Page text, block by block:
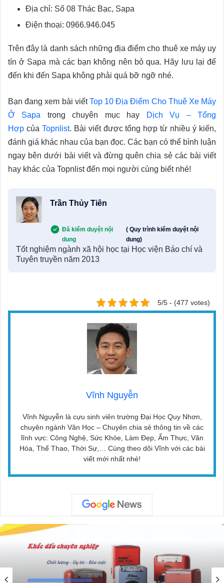
Địa chỉ: Số 08 Thác Bạc, Sapa
Điện thoại: 0966.946.045
Trên đây là danh sách những địa điểm cho thuê xe máy uy
tín ở Sapa mà các bạn không nên bỏ qua. Hãy lưu lại để
đến khi đến Sapa không phải quá bỡ ngỡ nhé.
Bạn đang xem bài viếtTop 10 Địa Điểm Cho Thuê Xe Máy
Ở Sapa trong chuyên mục hay
Dịch Vụ – Tổng
Hợp của Topnlist. Bài viết được tổng hợp từ nhiều ý kiến,
đánh giá khác nhau của bạn đọc. Các bạn có thể bình luận
ngay bên dưới bài viết và đừng quên chia sẻ các bài viết
hay khác của Topnlist đến mọi người cùng biết nhé!
Trần Thủy Tiên
Đã kiểm duyệt nội
dung
( Quy trình kiểm duyệt nội
dung)
Tốt nghiệm ngành xã hội học tại Học viện Báo chí và
Tuyên truyền năm 2013
5/5 - (477 votes)
Vĩnh Nguyễn
Vĩnh Nguyễn là cựu sinh viên trường Đại Học Quy Nhơn,
chuyên ngành Văn Học – Chuyên chia sẻ thông tin về các
lĩnh vực: Công Nghệ, Sức Khỏe, Làm Đẹp, Ẩm Thực, Văn
Hóa, Thể Thao, Thời Sự,… Cùng theo dõi Vĩnh với các bài
viết mới nhất nhé!
Dịch Vụ Tổng Hợp